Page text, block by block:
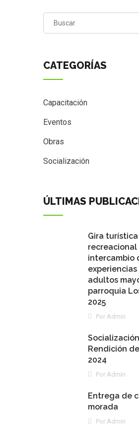
CATEGORÍAS
Capacitación
Eventos
Obras
Socialización
ÚLTIMAS
Gira turística
recreacional
intercambio
adultos
parroquia
2025
Por Admin
Socialización
Rendición
2024
Por Admin
Entrega de
morada
Por Admin